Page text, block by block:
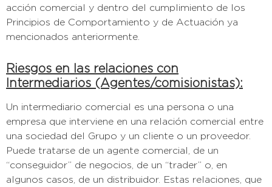
acción comercial y dentro del cumplimiento de los
Principios de Comportamiento y de Actuación ya
mencionados anteriormente.
Riesgos en las relaciones con
Intermediarios (Agentes/comisionistas):
Un intermediario comercial es una persona o una
empresa que interviene en una relación comercial entre
una sociedad del Grupo y un cliente o un proveedor.
Puede tratarse de un agente comercial, de un
“conseguidor” de negocios, de un “trader” o, en
algunos casos, de un distribuidor. Estas relaciones, que